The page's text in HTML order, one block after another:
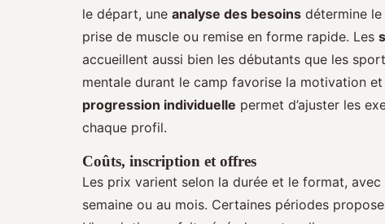
le départ, une analyse des besoins détermine
prise de muscle ou remise en forme rapide. Les
accueillent aussi bien les débutants que les
mentale durant le camp favorise la motivation
progression individuelle permet d’ajuster les
chaque profil.
Coûts, inscription et offres
Les prix varient selon la durée et le format,
semaine ou au mois. Certaines périodes